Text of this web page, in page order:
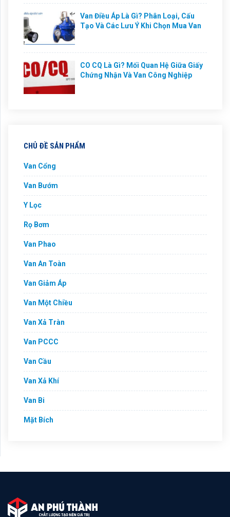
Van Điều Áp Là Gì? Phân Loại, Cấu
Tạo Và Các Lưu Ý Khi Chọn Mua Van
CO CQ Là Gì? Mối Quan Hệ Giữa Giấy
Chứng Nhận Và Van Công Nghiệp
CHỦ ĐỀ SẢN PHẨM
Van Cổng
Van Bướm
Y Lọc
Rọ Bơm
Van Phao
Van An Toàn
Van Giảm Áp
Van Một Chiều
Van Xả Tràn
Van PCCC
Van Cầu
Van Xả Khí
Van Bi
Mặt Bích